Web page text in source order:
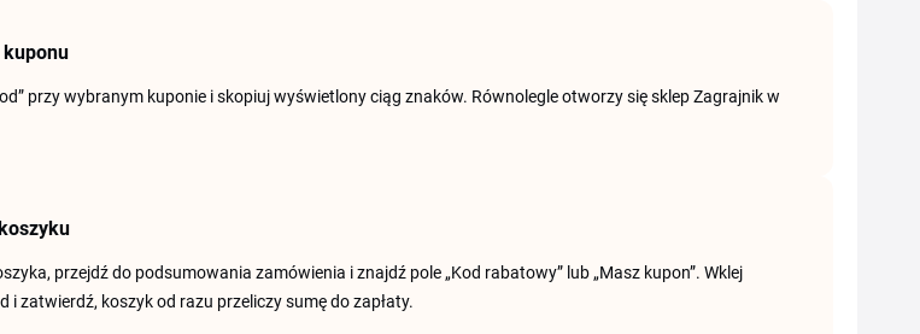
przy wybranym kuponie i skopiuj wyświetlony ciąg znaków. Równolegle otworzy się sklep Zagrajnik w
przejdź do podsumowania zamówienia i znajdź pole „Kod rabatowy” lub „Masz kupon”. Wklej
i zatwierdź, koszyk od razu przeliczy sumę do zapłaty.